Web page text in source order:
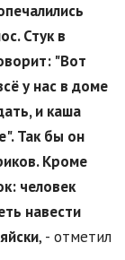
Стук в
"Вот
у нас в доме
и каша
Так бы он
Кроме
человек
навести
, - отметил